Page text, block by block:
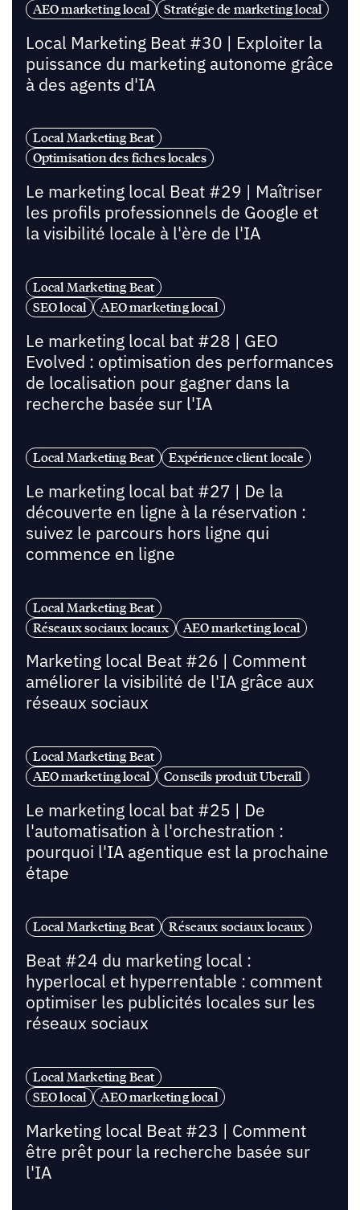
AEO marketing local Stratégie de marketing local
Local Marketing Beat #30 | Exploiter la
puissance du marketing autonome grâce
à des agents d'IA
Local Marketing Beat
Optimisation des fiches locales
Le marketing local Beat #29 | Maîtriser
les profils professionnels de Google et
la visibilité locale à l'ère de l'IA
Local Marketing Beat
SEO local
AEO marketing local
Le marketing local bat #28 | GEO
Evolved : optimisation des performances
de localisation pour gagner dans la
recherche basée sur l'IA
Local Marketing Beat Expérience client locale
Le marketing local bat #27 | De la
découverte en ligne à la réservation :
suivez le parcours hors ligne qui
commence en ligne
Local Marketing Beat
Réseaux sociaux locaux
AEO marketing local
Marketing local Beat #26 | Comment
améliorer la visibilité de l'IA grâce aux
réseaux sociaux
Local Marketing Beat
AEO marketing local
Conseils produit Uberall
Le marketing local bat #25 | De
l'automatisation à l'orchestration :
pourquoi l'IA agentique est la prochaine
étape
Local Marketing Beat Réseaux sociaux locaux
Beat #24 du marketing local :
hyperlocal et hyperrentable : comment
optimiser les publicités locales sur les
réseaux sociaux
Local Marketing Beat
SEO local
AEO marketing local
Marketing local Beat #23 | Comment
être prêt pour la recherche basée sur
l'IA